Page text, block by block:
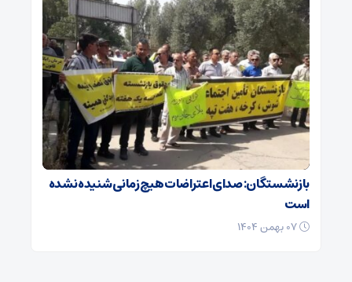
بازنشستگان: صدای اعتراضات هیچ زمانی شنیده نشده
است